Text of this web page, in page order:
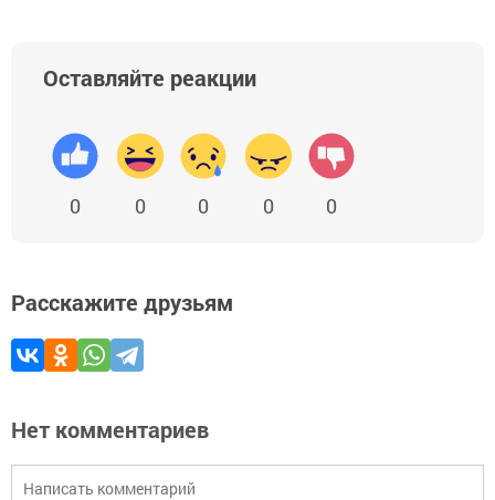
Оставляйте реакции
0 0 0 0 0
Расскажите друзьям
Нет комментариев